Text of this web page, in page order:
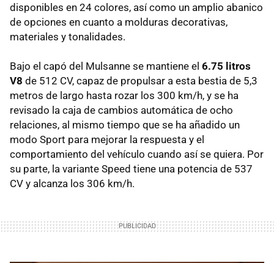
disponibles en 24 colores, así como un amplio abanico
de opciones en cuanto a molduras decorativas,
materiales y tonalidades.
Bajo el capó del Mulsanne se mantiene el 6.75 litros
V8 de 512 CV, capaz de propulsar a esta bestia de 5,3
metros de largo hasta rozar los 300 km/h, y se ha
revisado la caja de cambios automática de ocho
relaciones, al mismo tiempo que se ha añadido un
modo Sport para mejorar la respuesta y el
comportamiento del vehículo cuando así se quiera. Por
su parte, la variante Speed tiene una potencia de 537
CV y alcanza los 306 km/h.